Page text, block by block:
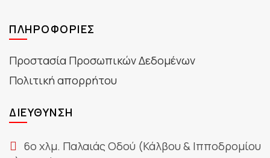
ΠΛΗΡΟΦΟΡΊΕΣ
Προστασία Προσωπικών Δεδομένων
Πολιτική απορρήτου
ΔΙΕΎΘΥΝΣΗ
6ο χλμ. Παλαιάς Οδού (Κάλβου & Ιπποδρομίου